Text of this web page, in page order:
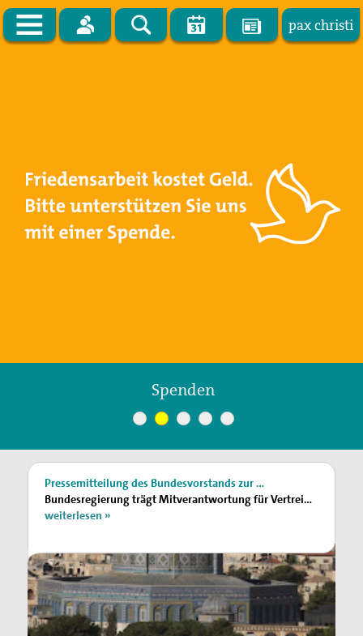
pax christi
Themen
Kampagnen
Publikationen
Podcast
Pressemitteilung des Bundesvorstands zur …
Bundesregierung trägt Mitverantwortung für Vertreibung, Tote und Verletzte in …
weiterlesen »